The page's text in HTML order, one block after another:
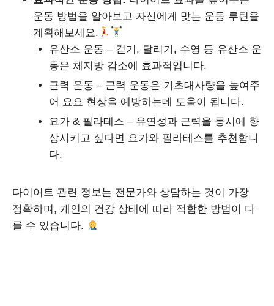
운동 방법을 알아보고 자신에게 맞는 운동 루틴을
계획해보세요.
유산소 운동 – 걷기, 달리기, 수영 등 유산소 운
동은 체지방 감소에 효과적입니다.
근력 운동 – 근력 운동은 기초대사량을 높여주
어 요요 현상을 예방하는데 도움이 됩니다.
요가 & 필라테스 – 유연성과 근력을 동시에 향
상시키고 싶다면 요가와 필라테스를 추천합니
다.
다이어트 관련 정보는 전문가와 상담하는 것이 가장
정확하며, 개인의 건강 상태에 따라 적합한 방법이 다
를 수 있습니다.